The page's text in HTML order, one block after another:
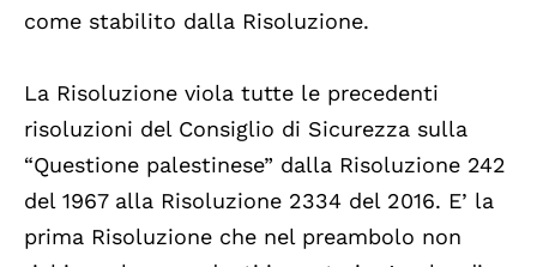
come stabilito dalla Risoluzione.
La Risoluzione viola tutte le precedenti
risoluzioni del Consiglio di Sicurezza sulla
“Questione palestinese” dalla Risoluzione 242
del 1967 alla Risoluzione 2334 del 2016. E’ la
prima Risoluzione che nel preambolo non